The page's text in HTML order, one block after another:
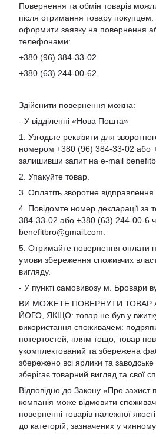
Повернення та обмін товарів
після отримання товару
оформити заявку на повернення
телефонами:
+380 (96) 384-33-02
+380 (63) 244-00-62
Здійснити повернення можна:
- У відділенні «Нова Пошта»
1. Узгодьте реквізити для
номером +380 (96) 384-33-02 або
залишивши запит на e-mail
2. Упакуйте товар.
3. Оплатіть зворотне відправлення.
4. Повідомте номер декларації
384-33-02 або +380 (63) 244-00-6
benefitbro@gmail.com
5. Отримайте повернення оплати
умови збереження споживчих
вигляду.
- У пункті самовивозу м. Бровари
ВИ МОЖЕТЕ ПОВЕРНУТИ ТОВАР
ЙОГО, ЯКЩО: товар не був у вжитку
використання споживачем:
потертостей, плям тощо; товар
укомплектований та збережена
збережено всі ярлики та
зберігає товарний вигляд та свої
Відповідно до Закону «Про захист
компанія може відмовити
поверненні товарів належної
до категорій, зазначених у